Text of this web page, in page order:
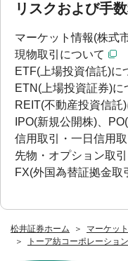
松井証券ホーム
マーケッ
トーア紡コーポレーショ
リスクおよび手
マーケット情報(株式
現物取引について
ETF(上場投資信託)に
ETN(上場投資証券)に
REIT(不動産投資信託
IPO(新規公開株)、
信用取引・一日信用
先物・オプション取
FX(外国為替証拠金取